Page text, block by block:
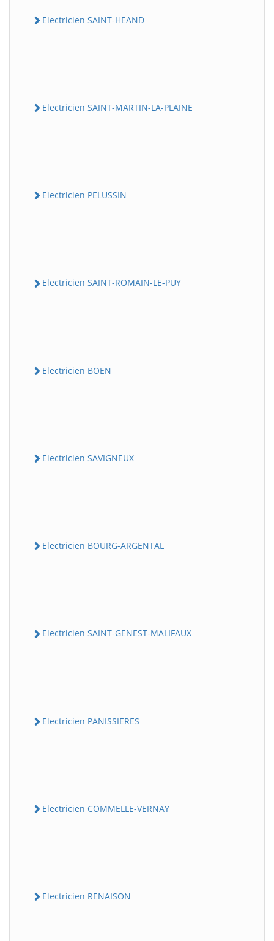
Electricien SAINT-HEAND
Electricien SAINT-MARTIN-LA-PLAINE
Electricien PELUSSIN
Electricien SAINT-ROMAIN-LE-PUY
Electricien BOEN
Electricien SAVIGNEUX
Electricien BOURG-ARGENTAL
Electricien SAINT-GENEST-MALIFAUX
Electricien PANISSIERES
Electricien COMMELLE-VERNAY
Electricien RENAISON